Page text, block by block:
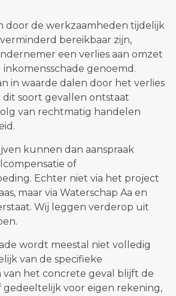
door de werkzaamheden tijdelijk
bereikbaar zijn,
een verlies aan omzet
inkomensschade genoemd.
in waarde dalen door het verlies
dit soort gevallen ontstaat
van rechtmatig handelen
kunnen dan aanspraak
of
Echter niet via het project
maar via Waterschap Aa en
Wij leggen verderop uit
wordt meestal niet volledig
van de specifieke
het concrete geval blijft de
gedeeltelijk voor eigen rekening,